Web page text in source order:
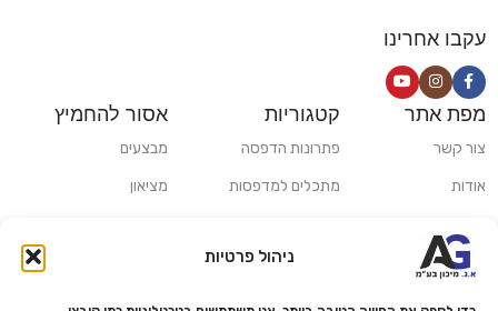
ניהול פרטיות
עקבו אחרינו
מפת אתר
צור קשר
אודות
משלוחים ואיסוף עצמי
קטגוריות
פתרונות הדפסה
מתכלים למדפסות
פתרונות סריקה
אסור להחמיץ
מבצעים
מציאון